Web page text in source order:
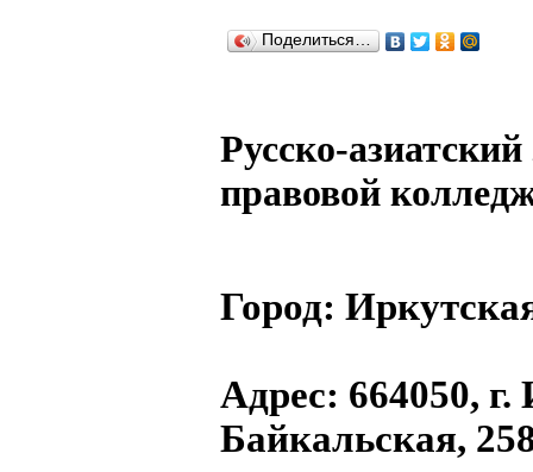
Поделиться…
Русско-
правовой
Город:
Адрес: 664050,
Байкальская,